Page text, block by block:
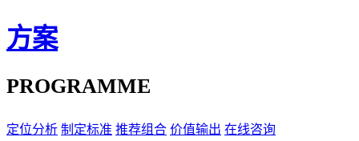
方案
PROGRAMME
定位分析 制定标准 推荐组合 价值输出 在线咨询